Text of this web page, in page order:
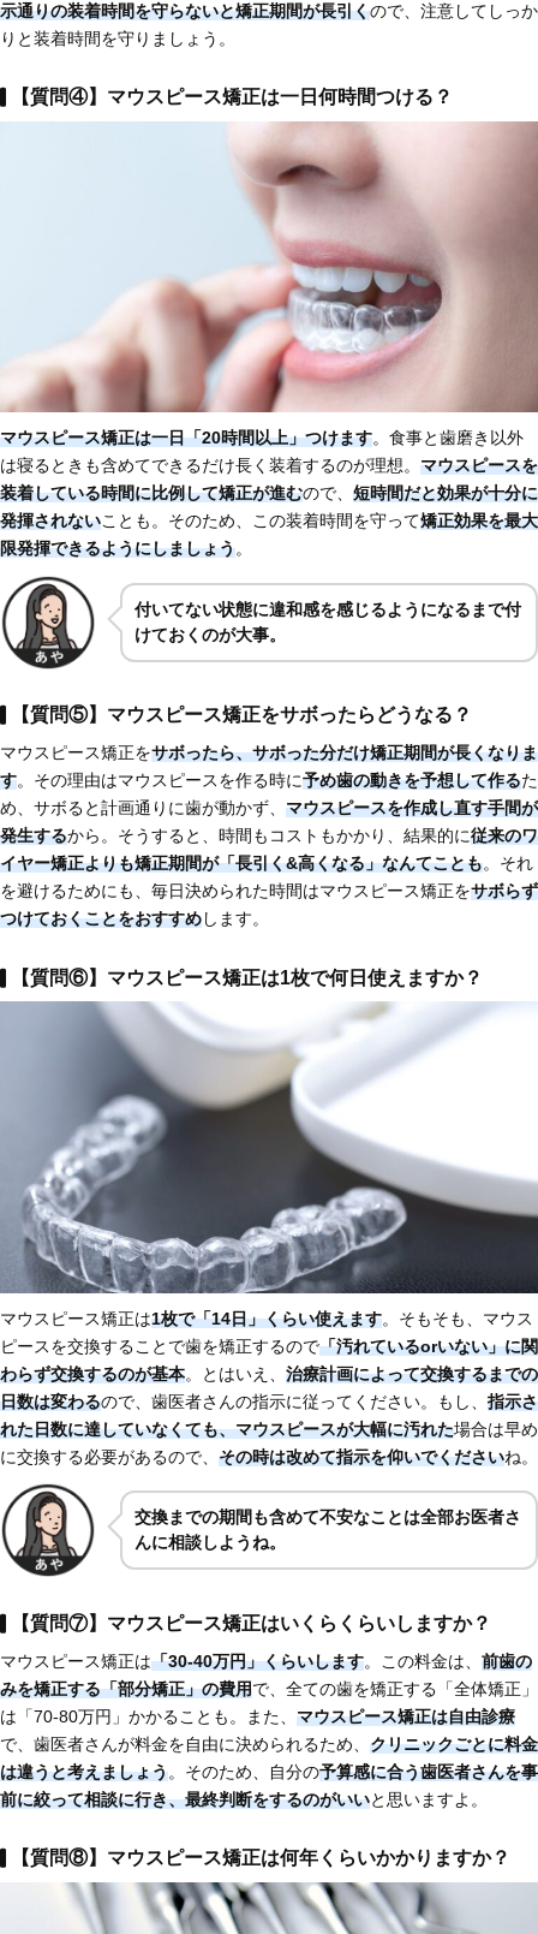
示通りの装着時間を守らないと矯正期間が長引くので、注意してしっか
りと装着時間を守りましょう。
【質問④】マウスピース矯正は一日何時間つける？
マウスピース矯正は一日「20時間以上」つけます。食事と歯磨き以外
は寝るときも含めてできるだけ長く装着するのが理想。 マウスピースを
装着している時間に比例して矯正が進むので、 短時間だと効果が十分に
発揮されないことも。そのため、この装着時間を守って矯正効果を最大
限発揮できるようにしましょう。
付いてない状態に違和感を感じるようになるまで付
けておくのが大事。
【質問⑤】マウスピース矯正をサボったらどうなる？
マウスピース矯正をサボったら、サボった分だけ矯正期間が長くなりま
す。その理由はマウスピースを作る時に予め歯の動きを予想して作るた
め、サボると計画通りに歯が動かず、 マウスピースを作成し直す手間が
発生するから。そうすると、時間もコストもかかり、結果的に従来のワ
イヤー矯正よりも矯正期間が「長引く&高くなる」なんてことも。それ
を避けるためにも、毎日決められた時間はマウスピース矯正をサボらず
つけておくことをおすすめします。
【質問⑥】マウスピース矯正は1枚で何日使えますか？
マウスピース矯正は1枚で「14日」くらい使えます。そもそも、マウス
ピースを交換することで歯を矯正するので「汚れているorいない」に関
わらず交換するのが基本。とはいえ、 治療計画によって交換するまでの
日数は変わるので、歯医者さんの指示に従ってください。もし、 指示さ
れた日数に達していなくても、マウスピースが大幅に汚れた場合は早め
に交換する必要があるので、 その時は改めて指示を仰いでくださいね。
交換までの期間も含めて不安なことは全部お医者さ
んに相談しようね。
【質問⑦】マウスピース矯正はいくらくらいしますか？
マウスピース矯正は「30-40万円」くらいします。この料金は、 前歯の
みを矯正する「部分矯正」の費用で、全ての歯を矯正する「全体矯正」
は「70-80万円」かかることも。また、 マウスピース矯正は自由診療
で、歯医者さんが料金を自由に決められるため、 クリニックごとに料金
は違うと考えましょう。そのため、自分の予算感に合う歯医者さんを事
前に絞って相談に行き、最終判断をするのがいいと思いますよ。
【質問⑧】マウスピース矯正は何年くらいかかりますか？